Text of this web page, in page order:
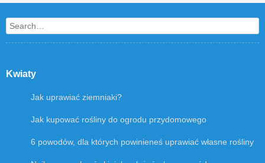
Search
Kwiaty
Jak uprawiać ziemniaki?
Jak kupować rośliny do ogrodu przydomowego
6 powodów, dla których powinieneś uprawiać własne rośliny